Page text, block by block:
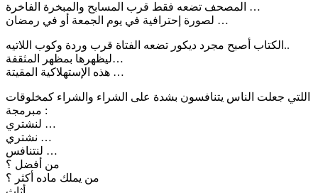
المصحف تضعه فقط قرب المسابح والمبخرة الفاخرة …
لصورة إحترافية في يوم الجمعة أو في رمضان …
الكتاب أصبح مجرد ديكور تضعه الفتاة قرب وردة وكوب اللاتيه..
ليظهرها بمظهر المثقفة…
هذه الإستهلاكية المقيتة …
اللتي جعلت الناس يتنافسون بشدة على الشراء والشراء كمخلوقات
مبرمجة :
لنشتري …
نشتري …
لنتنافس …
من أفضل ؟
من يملك ماده أكثر ؟